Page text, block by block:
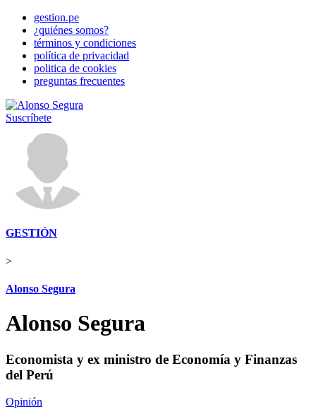
gestion.pe
¿quiénes somos?
términos y condiciones
política de privacidad
politica de cookies
preguntas frecuentes
Suscríbete
GESTIÓN
>
Alonso Segura
Alonso Segura
Economista y ex ministro de Economía y Finanzas
del Perú
Opinión